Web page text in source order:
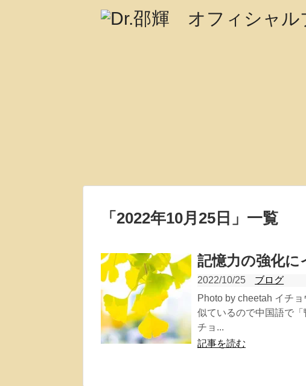
「 2022年10月25日 」 一覧
記憶力の強化に
2022/10/25
ブログ
Photo by cheetah イチ
似ているので中国語で
チョ...
記事を読む